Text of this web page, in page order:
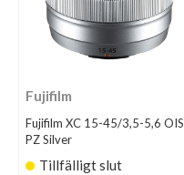
Fujifilm
Fujifilm XC 15-45/3,5-5,6 OIS
PZ Silver
Tillfälligt slut